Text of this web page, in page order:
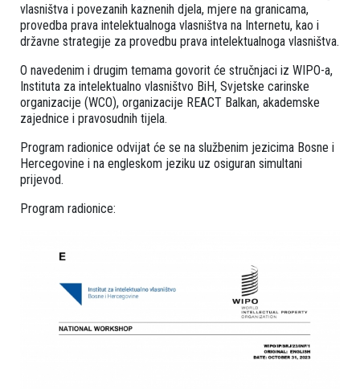
vlasništva i povezanih kaznenih djela, mjere na granicama,
provedba prava intelektualnoga vlasništva na Internetu, kao i
državne strategije za provedbu prava intelektualnoga vlasništva.
O navedenim i drugim temama govorit će stručnjaci iz WIPO-a,
Instituta za intelektualno vlasništvo BiH, Svjetske carinske
organizacije (WCO), organizacije REACT Balkan, akademske
zajednice i pravosudnih tijela.
Program radionice odvijat će se na službenim jezicima Bosne i
Hercegovine i na engleskom jeziku uz osiguran simultani
prijevod.
Program radionice: